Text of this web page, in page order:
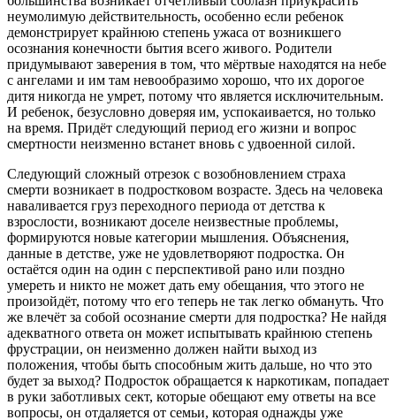
неумолимую действительность, особенно если ребенок
демонстрирует крайнюю степень ужаса от возникшего
осознания конечности бытия всего живого. Родители
придумывают заверения в том, что мёртвые находятся на небе
с ангелами и им там невообразимо хорошо, что их дорогое
дитя никогда не умрет, потому что является исключительным.
И ребенок, безусловно доверяя им, успокаивается, но только
на время. Придёт следующий период его жизни и вопрос
смертности неизменно встанет вновь с удвоенной силой.
Следующий сложный отрезок с возобновлением страха
смерти возникает в подростковом возрасте. Здесь на человека
наваливается груз переходного периода от детства к
взрослости, возникают доселе неизвестные проблемы,
формируются новые категории мышления. Объяснения,
данные в детстве, уже не удовлетворяют подростка. Он
остаётся один на один с перспективой рано или поздно
умереть и никто не может дать ему обещания, что этого не
произойдёт, потому что его теперь не так легко обмануть. Что
же влечёт за собой осознание смерти для подростка? Не найдя
адекватного ответа он может испытывать крайнюю степень
фрустрации, он неизменно должен найти выход из
положения, чтобы быть способным жить дальше, но что это
будет за выход? Подросток обращается к наркотикам, попадает
в руки заботливых сект, которые обещают ему ответы на все
вопросы, он отдаляется от семьи, которая однажды уже